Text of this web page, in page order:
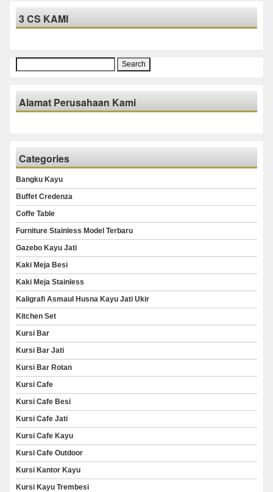
3 CS KAMI
Search
for:
Alamat Perusahaan Kami
Categories
Bangku Kayu
Buffet Credenza
Coffe Table
Furniture Stainless Model Terbaru
Gazebo Kayu Jati
Kaki Meja Besi
Kaki Meja Stainless
Kaligrafi Asmaul Husna Kayu Jati Ukir
Kitchen Set
Kursi Bar
Kursi Bar Jati
Kursi Bar Rotan
Kursi Cafe
Kursi Cafe Besi
Kursi Cafe Jati
Kursi Cafe Kayu
Kursi Cafe Outdoor
Kursi Kantor Kayu
Kursi Kayu Trembesi